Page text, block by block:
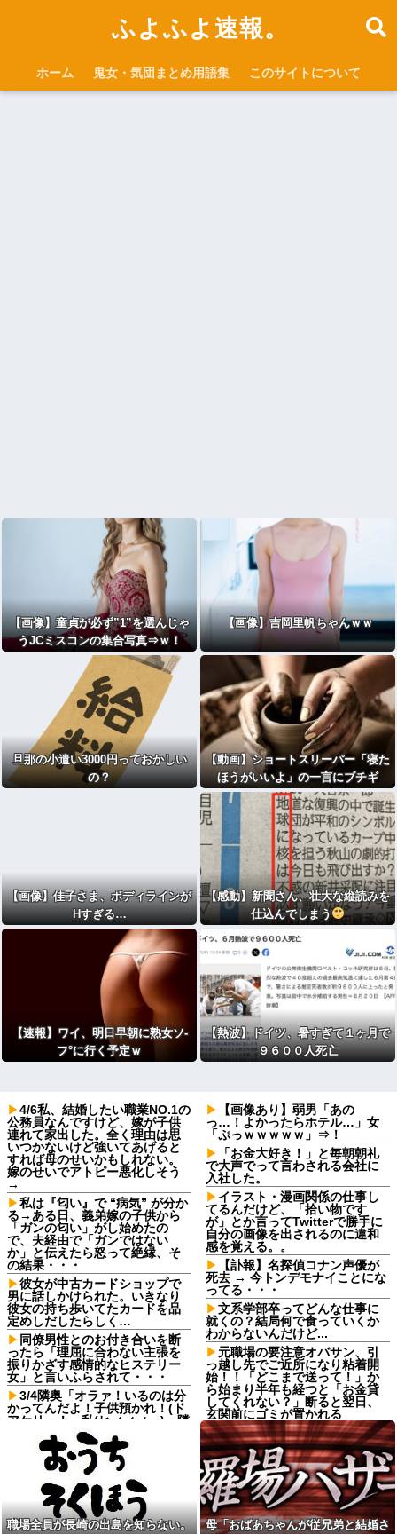
ふよふよ速報。
ホーム 鬼女・気団まとめ用語集 このサイトについて
【画像】童貞が必ず”1”を選んじゃ
うJCミスコンの集合写真⇒ｗ！
【画像】吉岡里帆ちゃんｗｗ
旦那の小遣い3000円っておかしい
の？
【動画】ショートスリーパー「寝た
ほうがいいよ」の一言にブチギ
レ・・・
【画像】佳子さま、ボディラインが
Hすぎる…
【感動】新聞さん、壮大な縦読みを
仕込んでしまう
【速報】ワイ、明日早朝に熟女ソ-
フ°に行く予定ｗ
【熱波】ドイツ、暑すぎて１ヶ月で
９６００人死亡
4/6私、結婚したい職業NO.1の
公務員なんですけど、嫁が子供
連れて家出した。全く理由は思
いつかないけど強いてあげると
すれば母のせいかもしれない。
嫁のせいでアトピー悪化しそう
→
私は『匂い』で “病気” が分か
る→ある日、義弟嫁の子供から
「ガンの匂い」がし始めたの
で、夫経由で「ガンではない
か」と伝えたら怒って絶縁、そ
の結果・・・
彼女が中古カードショップで
男に話しかけられた。いきなり
彼女の持ち歩いてたカードを品
定めしだしたらしく…
同僚男性とのお付き合いを断
ったら「理屈に合わない主張を
振りかざす感情的なヒステリー
女」と言いふらされて・・・
3/4隣奥「オラァ！いるのは分
かってんだよ！子供預かれ！(ド
アケリー！」私(ヒィィィ…)→隣
奥の旦那さんに相談したら逃げ
られた。夫に相談してもなにい
ってだこいつ。どうすれば…
鍵失くした男「45分だけ部屋
に入れろ！何もしないから！」
→女子大生「無理です（警察呼
びます）」→男「熱中症になれ
ってか！使えないな！」完全に...
【画像あり】弱男「あの
っ…！よかったらホテル…」女
「ぷっｗｗｗｗｗ」⇒！
「お金大好き！」と毎朝朝礼
で大声でって言わされる会社に
入社した。
イラスト・漫画関係の仕事し
てるんだけど、「拾い物です
が」とか言ってTwitterで勝手に
自分の画像を出されるのに違和
感を覚える。。
【訃報】名探偵コナン声優が
死去 → 今トンデモナイことにな
ってる・・・
文系学部卒ってどんな仕事に
就くの？結局何で食っていくか
わからないんだけど...
元職場の要注意オバサン、引
っ越し先でご近所になり粘着開
始！！「どこまで送って！」か
ら始まり半年も経つと「お金貸
してくれない？」断ると翌日、
玄関前にゴミが置かれる
映画デートの予定をドタキャ
ンされて、見てない映画のチケ
代を奢らされて、これはダメだ
と思って別れたよ
「ピクサー最大の失敗だ」と
日本を舞台にした某アメリカ産
アニメが話題に、日本と韓国の
両方に失礼すぎるわ……
職場全員が長崎の出島を知らない。
母「おばあちゃんが従兄弟と結婚さ